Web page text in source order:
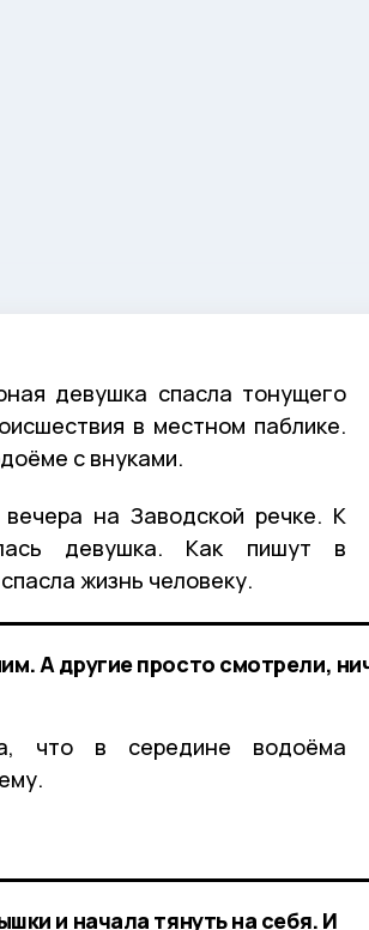
девушка спасла тонущего
в местном паблике.
с внуками.
на Заводской речке. К
девушка. Как пишут в
жизнь человеку.
А другие просто смотрели,
что в середине водоёма
и начала тянуть на себя. И